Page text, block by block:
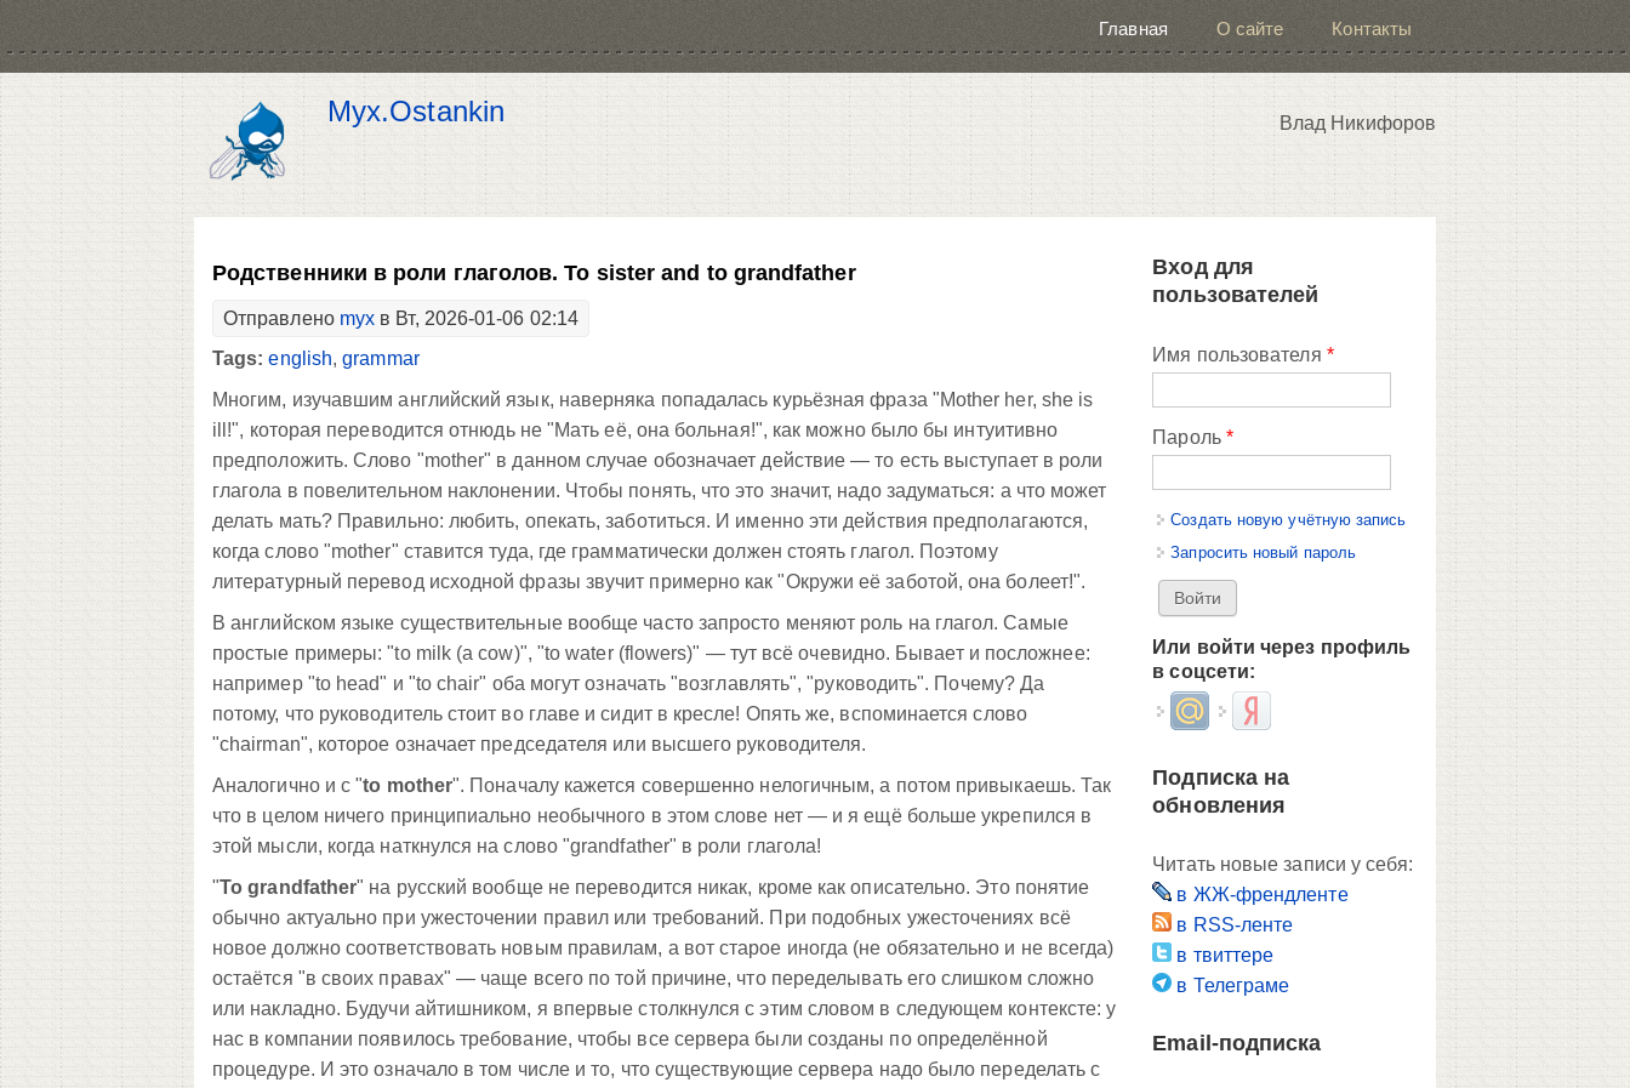
Главная О сайте Контакты
Myx.Ostankin Влад Никифоров
Родственники в роли глаголов. To sister and to grandfather
Отправлено myx в Вт, 2026-01-06 02:14
Tags:english,grammar
Многим, изучавшим английский язык, наверняка попадалась курьёзная фраза "Mother her, she is
ill!", которая переводится отнюдь не "Мать её, она больная!", как можно было бы интуитивно
предположить. Слово "mother" в данном случае обозначает действие — то есть выступает в роли
глагола в повелительном наклонении. Чтобы понять, что это значит, надо задуматься: а что может
делать мать? Правильно: любить, опекать, заботиться. И именно эти действия предполагаются,
когда слово "mother" ставится туда, где грамматически должен стоять глагол. Поэтому
литературный перевод исходной фразы звучит примерно как "Окружи её заботой, она болеет!".
В английском языке существительные вообще часто запросто меняют роль на глагол. Самые
простые примеры: "to milk (a cow)", "to water (flowers)" — тут всё очевидно. Бывает и посложнее:
например "to head" и "to chair" оба могут означать "возглавлять", "руководить". Почему? Да
потому, что руководитель стоит во главе и сидит в кресле! Опять же, вспоминается слово
"chairman", которое означает председателя или высшего руководителя.
Аналогично и с "to mother". Поначалу кажется совершенно нелогичным, а потом привыкаешь. Так
что в целом ничего принципиально необычного в этом слове нет — и я ещё больше укрепился в
этой мысли, когда наткнулся на слово "grandfather" в роли глагола!
"To grandfather" на русский вообще не переводится никак, кроме как описательно. Это понятие
обычно актуально при ужесточении правил или требований. При подобных ужесточениях всё
новое должно соответствовать новым правилам, а вот старое иногда (не обязательно и не всегда)
остаётся "в своих правах" — чаще всего по той причине, что переделывать его слишком сложно
или накладно. Будучи айтишником, я впервые столкнулся с этим словом в следующем контексте: у
нас в компании появилось требование, чтобы все сервера были созданы по определённой
процедуре. И это означало в том числе и то, что существующие сервера надо было переделать с
Вход для
пользователей
Имя пользователя *
Пароль *
Создать новую учётную запись
Запросить новый пароль
Или войти через профиль
в соцсети:
Login with Mail.ruLogin with Яндекс
Подписка на
обновления
Читать новые записи у себя:
в ЖЖ-френдленте
в RSS-ленте
в твиттере
в Телеграме
Email-подписка